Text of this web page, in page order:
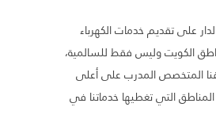
على تقديم خدمات الكهرباء
الكويت وليس فقط للسالمية،
المتخصص المدرب على أعلى
التي تغطيها خدماتنا في